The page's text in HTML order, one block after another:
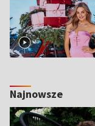
Najnowsze